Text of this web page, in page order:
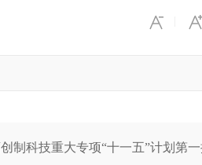
制科技重大专项“十一五”计划第